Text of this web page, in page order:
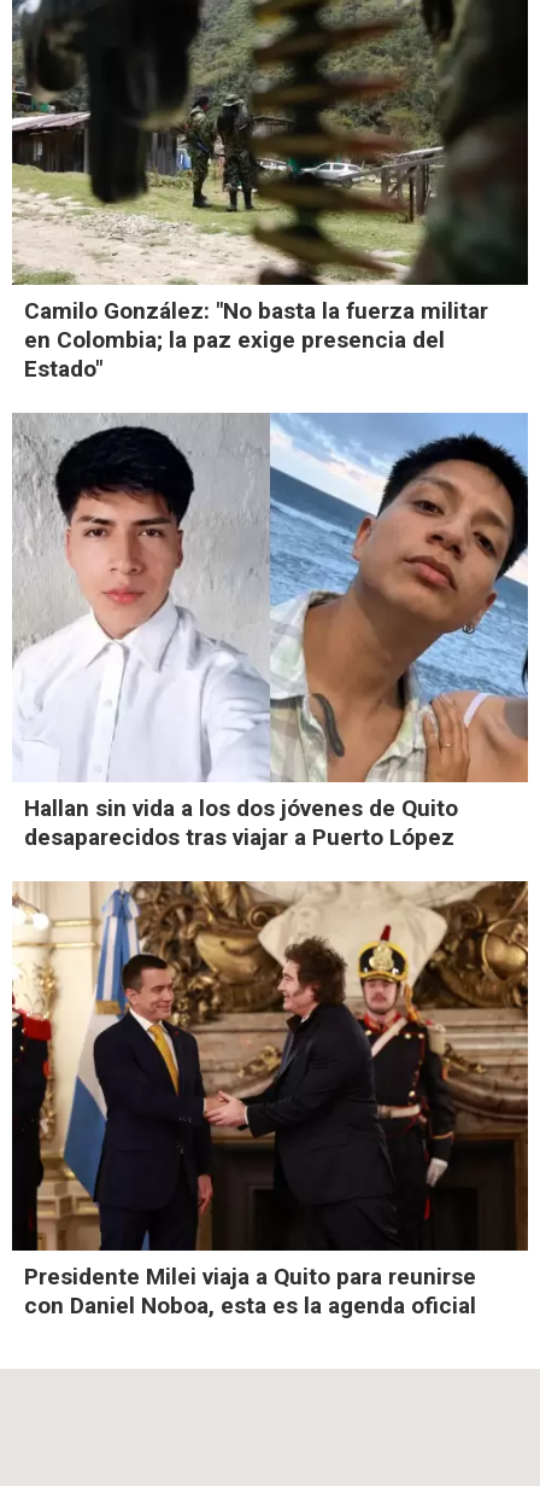
Camilo González: "No basta la fuerza militar
en Colombia; la paz exige presencia del
Estado"
Hallan sin vida a los dos jóvenes de Quito
desaparecidos tras viajar a Puerto López
Presidente Milei viaja a Quito para reunirse
con Daniel Noboa, esta es la agenda oficial